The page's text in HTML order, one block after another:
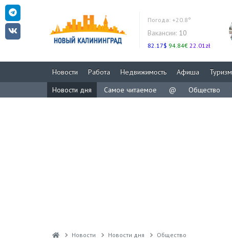
Погода: +20.8°
Вакансии: 10
82.17$ 94.84€ 22.01zł
Новости Работа Недвижимость Афиша Туризм
Новости дня
Самое читаемое @ Общество
Новости Новости дня Общество